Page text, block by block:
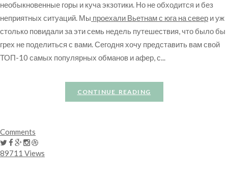
необыкновенные горы и куча экзотики. Но не обходится и без
неприятных ситуаций. Мы проехали Вьетнам с юга на север и уж
столько повидали за эти семь недель путешествия, что было бы
грех не поделиться с вами. Сегодня хочу представить вам свой
ТОП-10 самых популярных обманов и афер, с...
CONTINUE READING
Comments
89711 Views